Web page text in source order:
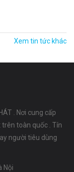
Xem tin tức khác
. Nơi cung cấp
toàn quốc . Tín
người tiêu dùng
Nội